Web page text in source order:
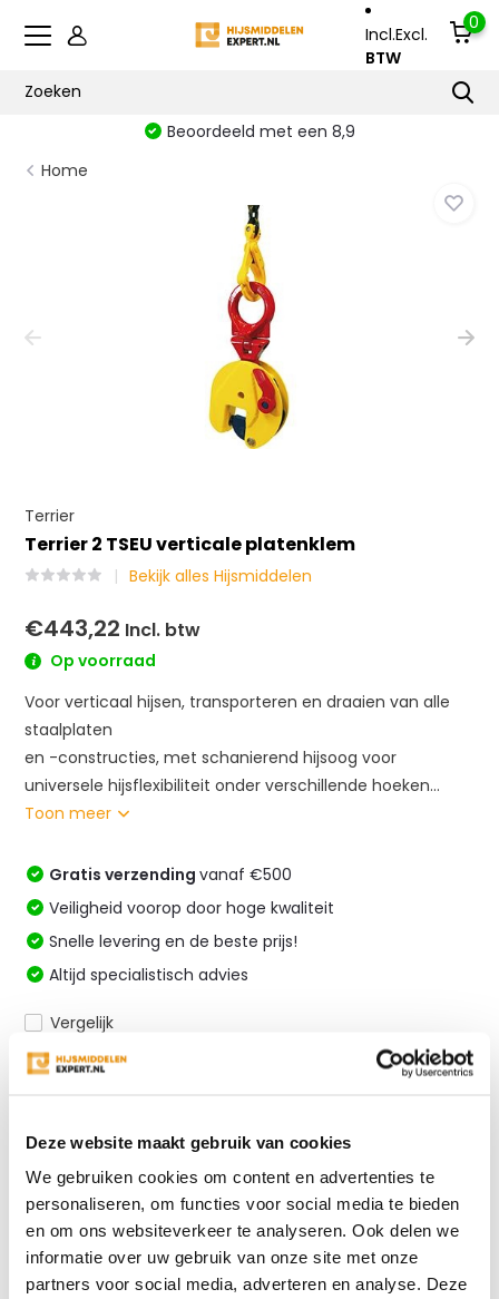
Deze website maakt gebruik van cookies
We gebruiken cookies om content en advertenties te
personaliseren, om functies voor social media te bieden
en om ons websiteverkeer te analyseren. Ook delen we
informatie over uw gebruik van onze site met onze
partners voor social media, adverteren en analyse. Deze
Incl.Excl.
BTW
0
Beoordeeld met een 8,9
Home
Terrier
Terrier 2 TSEU verticale platenklem
Bekijk alles Hijsmiddelen
€443,22 Incl. btw
Op voorraad
Voor verticaal hijsen, transporteren en draaien van alle
staalplaten
en -constructies, met schanierend hijsoog voor
universele hijsflexibiliteit onder verschillende hoeken...
Toon meer
Gratis verzendingvanaf €500
Veiligheid voorop door hoge kwaliteit
Snelle levering en de beste prijs!
Altijd specialistisch advies
Vergelijk
Specificaties
Reviews